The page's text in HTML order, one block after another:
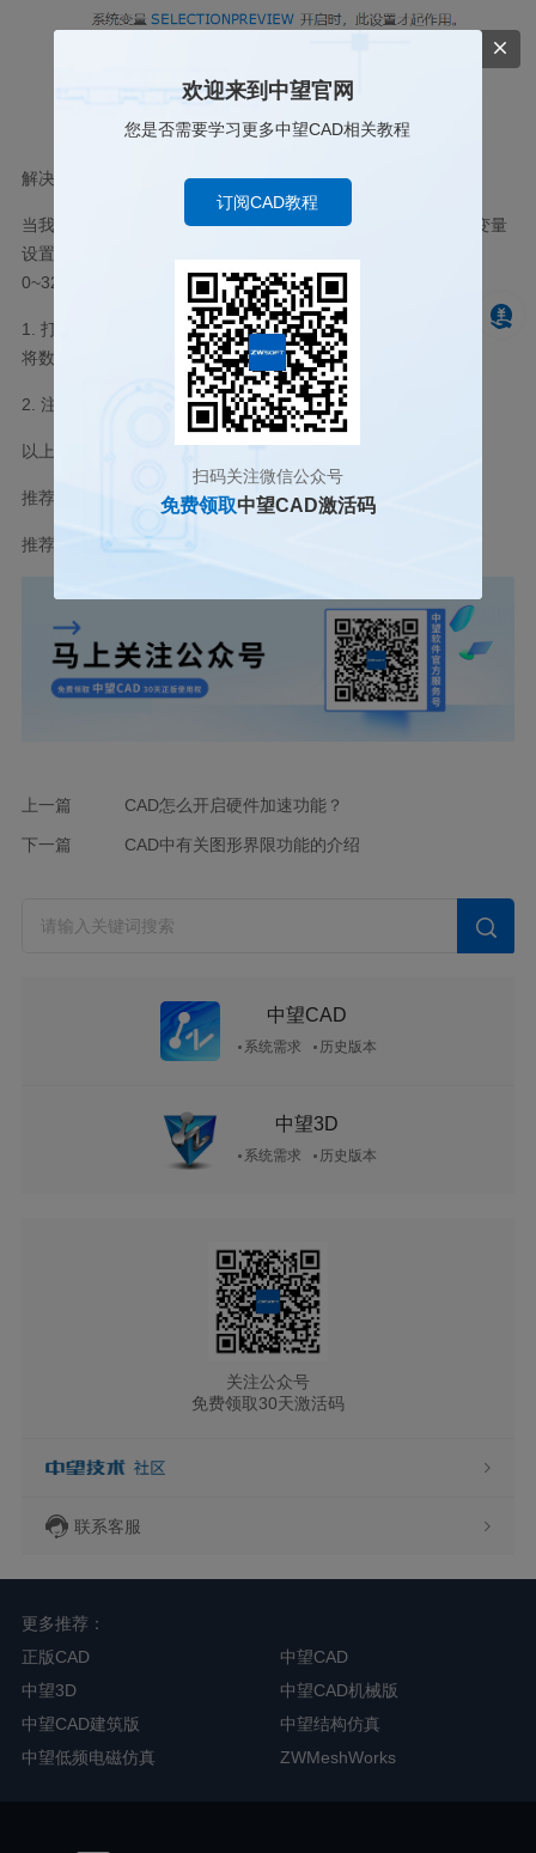
解决方案：
当我们需要框选大量对象且想要保持高亮显示时，可以将上述变量
设置为较高的值。但是我们要注意，该变量的取值范围为
0~32767
，即软件最多可高亮显示32767 个对象。
1. 打开中望 ，并输入变量【SELECTIONPREVIEWLIMIT
】，
将数值调整为
2. 注意，当对象数量超过32767个时，将不会高亮显示。
以上就是本篇文章的全部内容，希望对您有所帮助。
推荐阅读： CAD价格
推荐阅读：国产CAD
上一篇 CAD怎么开启硬件加速功能？
下一篇 CAD中有关图形界限功能的介绍
中望CAD
系统需求 历史版本
中望3D
系统需求 历史版本
关注公众号
免费领取30天激活码
联系客服
更多推荐：
正版CAD
中望CAD
中望3D
中望CAD机械版
中望CAD建筑版
中望结构仿真
中望低频电磁仿真
ZWMeshWorks
欢迎来到中望官网
您是否需要学习更多中望CAD相关教程
订阅CAD教程
扫码关注微信公众号
免费领取中望CAD激活码